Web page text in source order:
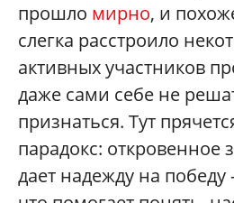
прошло мирно, и
слегка расстроило
активных участников
даже сами себе не
признаться. Тут
парадокс: откровенное
дает надежду на